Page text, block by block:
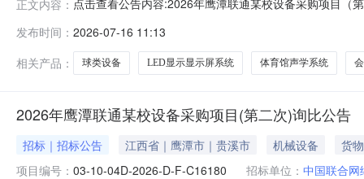
正文内容： 点击查看公告内容:2026年鹰潭联通某校设备采购项目（
发布时间： 2026-07-16 11:13
相关产品：
球类设备 LED显示显示屏系统 体育馆声学系统
2026年鹰潭联通某校设备采购项目(第二次)询比公告
招标｜招标公告 江西省｜鹰潭市｜贵溪市 机械设备
货物
项目编号： 03-10-04D-2026-D-F-C16180 招标单位： 中国联合网